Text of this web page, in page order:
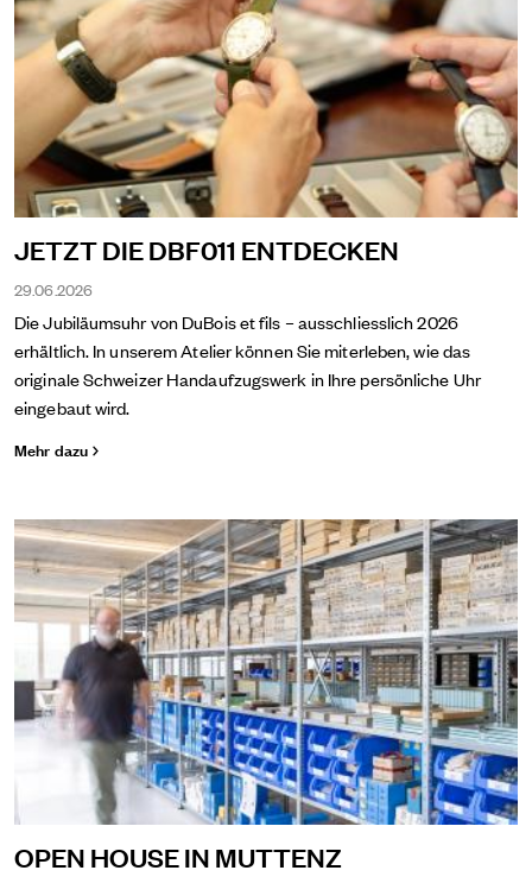
JETZT DIE DBF011 ENTDECKEN
29.06.2026
Die Jubiläumsuhr von DuBois et fils – ausschliesslich 2026
erhältlich. In unserem Atelier können Sie miterleben, wie das
originale Schweizer Handaufzugswerk in Ihre persönliche Uhr
eingebaut wird.
Mehr dazu
OPEN HOUSE IN MUTTENZ